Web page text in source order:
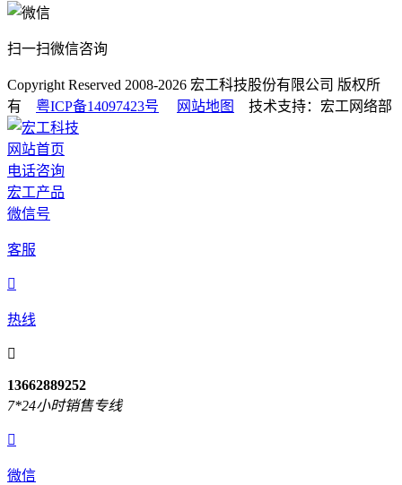
扫一扫微信咨询
Copyright Reserved 2008-2026 宏工科技股份有限公司 版权所
有 粤ICP备14097423号 网站地图 技术支持：宏工网络部
网站首页
电话咨询
宏工产品
微信号
客服

热线

13662889252
7*24小时销售专线

微信